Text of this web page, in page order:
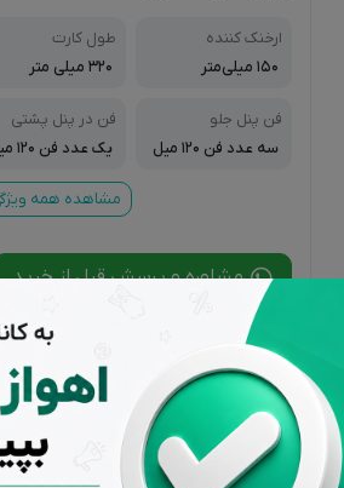
ارخنک کننده
۱۵۰ میلی‌متر
طول کارت
۳۲۰ میلی متر
فن پنل جلو
سه عدد فن ۱۲۰ میل
فن در پنل پشتی
یک عدد
مشاهده همه
مشاوره و پرسش قبل از خرید